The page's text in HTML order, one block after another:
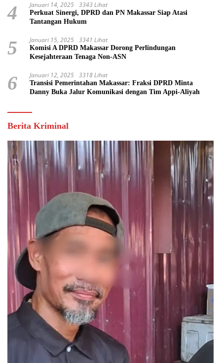
4 Januari 14, 2025 3343 Lihat
Perkuat Sinergi, DPRD dan PN Makassar Siap Atasi
Tantangan Hukum
5 Januari 15, 2025 3341 Lihat
Komisi A DPRD Makassar Dorong Perlindungan
Kesejahteraan Tenaga Non-ASN
6 Januari 12, 2025 3318 Lihat
Transisi Pemerintahan Makassar: Fraksi DPRD Minta
Danny Buka Jalur Komunikasi dengan Tim Appi-Aliyah
Berita Kriminal